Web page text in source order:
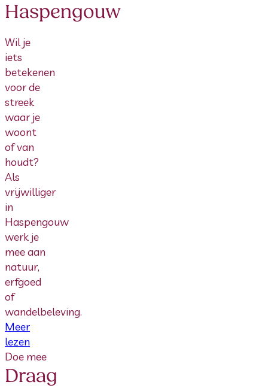
Haspengouw
Wil je
iets
betekenen
voor de
streek
waar je
woont
of van
houdt?
Als
vrijwilliger
in
Haspengouw
werk je
mee aan
natuur,
erfgoed
of
wandelbeleving.
Meer
lezen
Doe mee
Draag